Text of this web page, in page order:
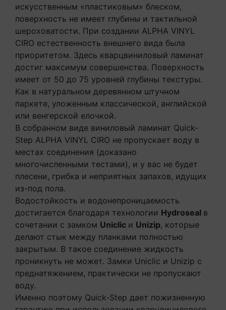
искусственным «пластиковым» блеском,
поверхность не имеет глубины и тактильной
шероховатости. При создании ALPHA VINYL
CIRO естественность внешнего вида была
приоритетом. Здесь кварцвиниловый ламинат
достиг максимум совершенства. Поверхность
имеет от 50 до 75 уровней глубины текстуры.
Как в натуральном деревянном штучном
паркете, уложенным классической, английской
или венгерской елочкой.
В собранном виде виниловый ламинат Quick-
Step ALPHA VINYL CIRO не пропускает воду в
местах соединения (доказано
многочисленными тестами), и у вас не будет
плесени, грибка и неприятных запахов, идущих
из-под пола.
Водостойкость и водонепроницаемость
достигается благодаря технологии Hydroseal в
сочетании с замком Uniclic и Unizip, которые
делают стык между планками полностью
закрытым. В такое соединение жидкость
проникнуть не может. Замки Uniclic и Unizip с
преднатяжением, практически не пропускают
воду.
Именно поэтому Quick-Step дает пожизненную